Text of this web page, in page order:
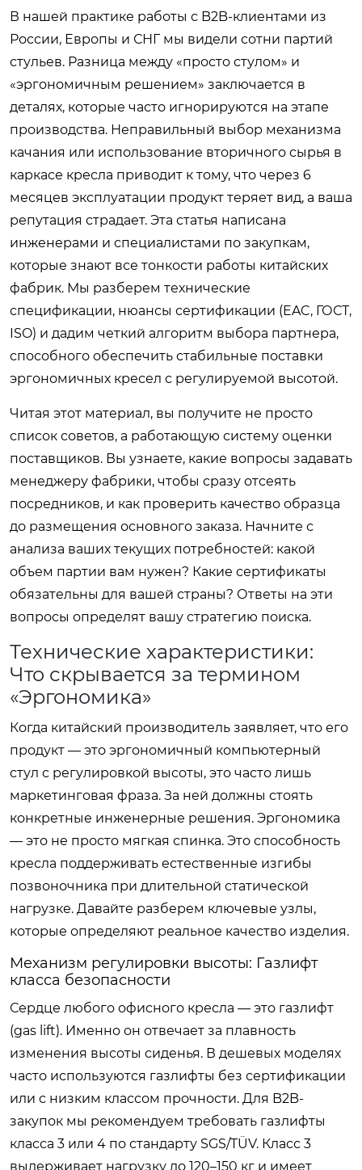
В нашей практике работы с B2B-клиентами из
России, Европы и СНГ мы видели сотни партий
стульев. Разница между «просто стулом» и
«эргономичным решением» заключается в
деталях, которые часто игнорируются на этапе
производства. Неправильный выбор механизма
качания или использование вторичного сырья в
каркасе кресла приводит к тому, что через 6
месяцев эксплуатации продукт теряет вид, а ваша
репутация страдает. Эта статья написана
инженерами и специалистами по закупкам,
которые знают все тонкости работы китайских
фабрик. Мы разберем технические
спецификации, нюансы сертификации (EAC, ГОСТ,
ISO) и дадим четкий алгоритм выбора партнера,
способного обеспечить стабильные поставки
эргономичных кресел с регулируемой высотой.
Читая этот материал, вы получите не просто
список советов, а работающую систему оценки
поставщиков. Вы узнаете, какие вопросы задавать
менеджеру фабрики, чтобы сразу отсеять
посредников, и как проверить качество образца
до размещения основного заказа. Начните с
анализа ваших текущих потребностей: какой
объем партии вам нужен? Какие сертификаты
обязательны для вашей страны? Ответы на эти
вопросы определят вашу стратегию поиска.
Технические характеристики:
Что скрывается за термином
«Эргономика»
Когда китайский производитель заявляет, что его
продукт — это эргономичный компьютерный
стул с регулировкой высоты, это часто лишь
маркетинговая фраза. За ней должны стоять
конкретные инженерные решения. Эргономика
— это не просто мягкая спинка. Это способность
кресла поддерживать естественные изгибы
позвоночника при длительной статической
нагрузке. Давайте разберем ключевые узлы,
которые определяют реальное качество изделия.
Механизм регулировки высоты: Газлифт
класса безопасности
Сердце любого офисного кресла — это газлифт
(gas lift). Именно он отвечает за плавность
изменения высоты сиденья. В дешевых моделях
часто используются газлифты без сертификации
или с низким классом прочности. Для B2B-
закупок мы рекомендуем требовать газлифты
класса 3 или 4 по стандарту SGS/TÜV. Класс 3
выдерживает нагрузку до 120–150 кг и имеет